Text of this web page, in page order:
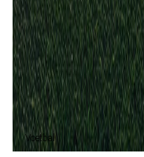
Moss
Bryne
2 1
Bryne (3)60%
Moss (2) 40%
Voetbal